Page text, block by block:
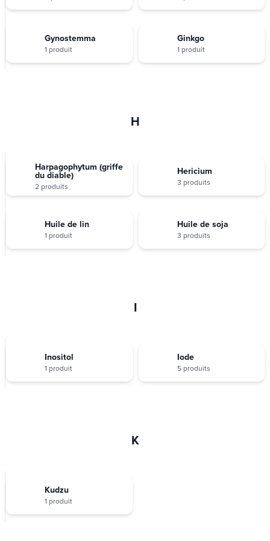
Gynostemma
1 produit
Ginkgo
1 produit
H
Harpagophytum (griffe
du diable)
2 produits
Hericium
3 produits
Huile de lin
1 produit
Huile de soja
3 produits
I
Inositol
1 produit
Iode
5 produits
K
Kudzu
1 produit